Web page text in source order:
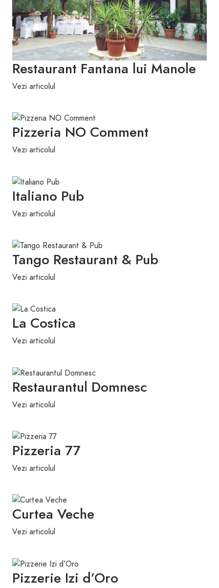
Restaurant Fantana lui Manole
Vezi articolul
Pizzeria NO Comment
Vezi articolul
Italiano Pub
Vezi articolul
Tango Restaurant & Pub
Vezi articolul
La Costica
Vezi articolul
Restaurantul Domnesc
Vezi articolul
Pizzeria 77
Vezi articolul
Curtea Veche
Vezi articolul
Pizzerie Izi d’Oro